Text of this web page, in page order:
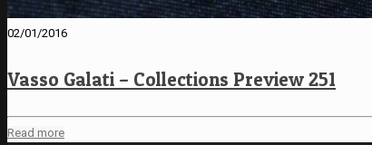
02/01/2016
Vasso Galati – Collections Preview 251
Read more